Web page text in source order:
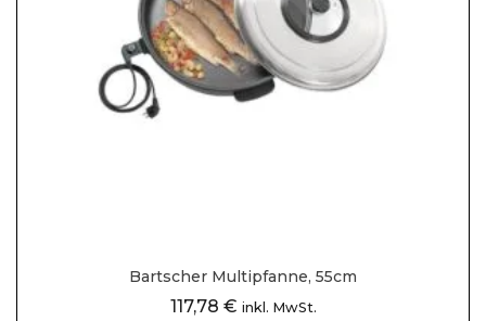
Bartscher Multipfanne, 55cm
117,78 € inkl. MwSt.